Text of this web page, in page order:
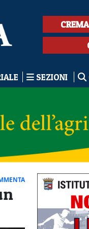
SEZIONI